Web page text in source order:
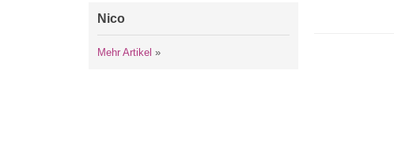
Nico
Mehr Artikel »